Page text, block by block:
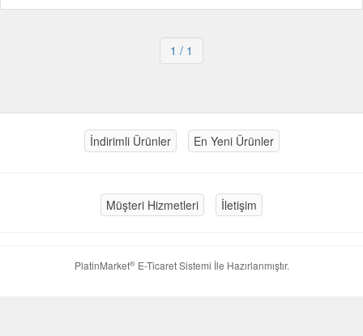
1 / 1
İndirimli Ürünler En Yeni Ürünler
Müşteri Hizmetleri İletişim
PlatinMarket®E-Ticaret Sistemi İle Hazırlanmıştır.